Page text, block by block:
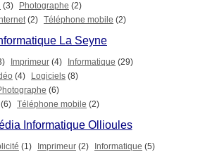
(3) Photographe (2)
(2) Téléphone mobile (2)
La Seyne
Imprimeur (4) Informatique (29)
(4) Logiciels (8)
(6)
(6) Téléphone mobile (2)
Informatique Ollioules
(1) Imprimeur (2) Informatique (5)